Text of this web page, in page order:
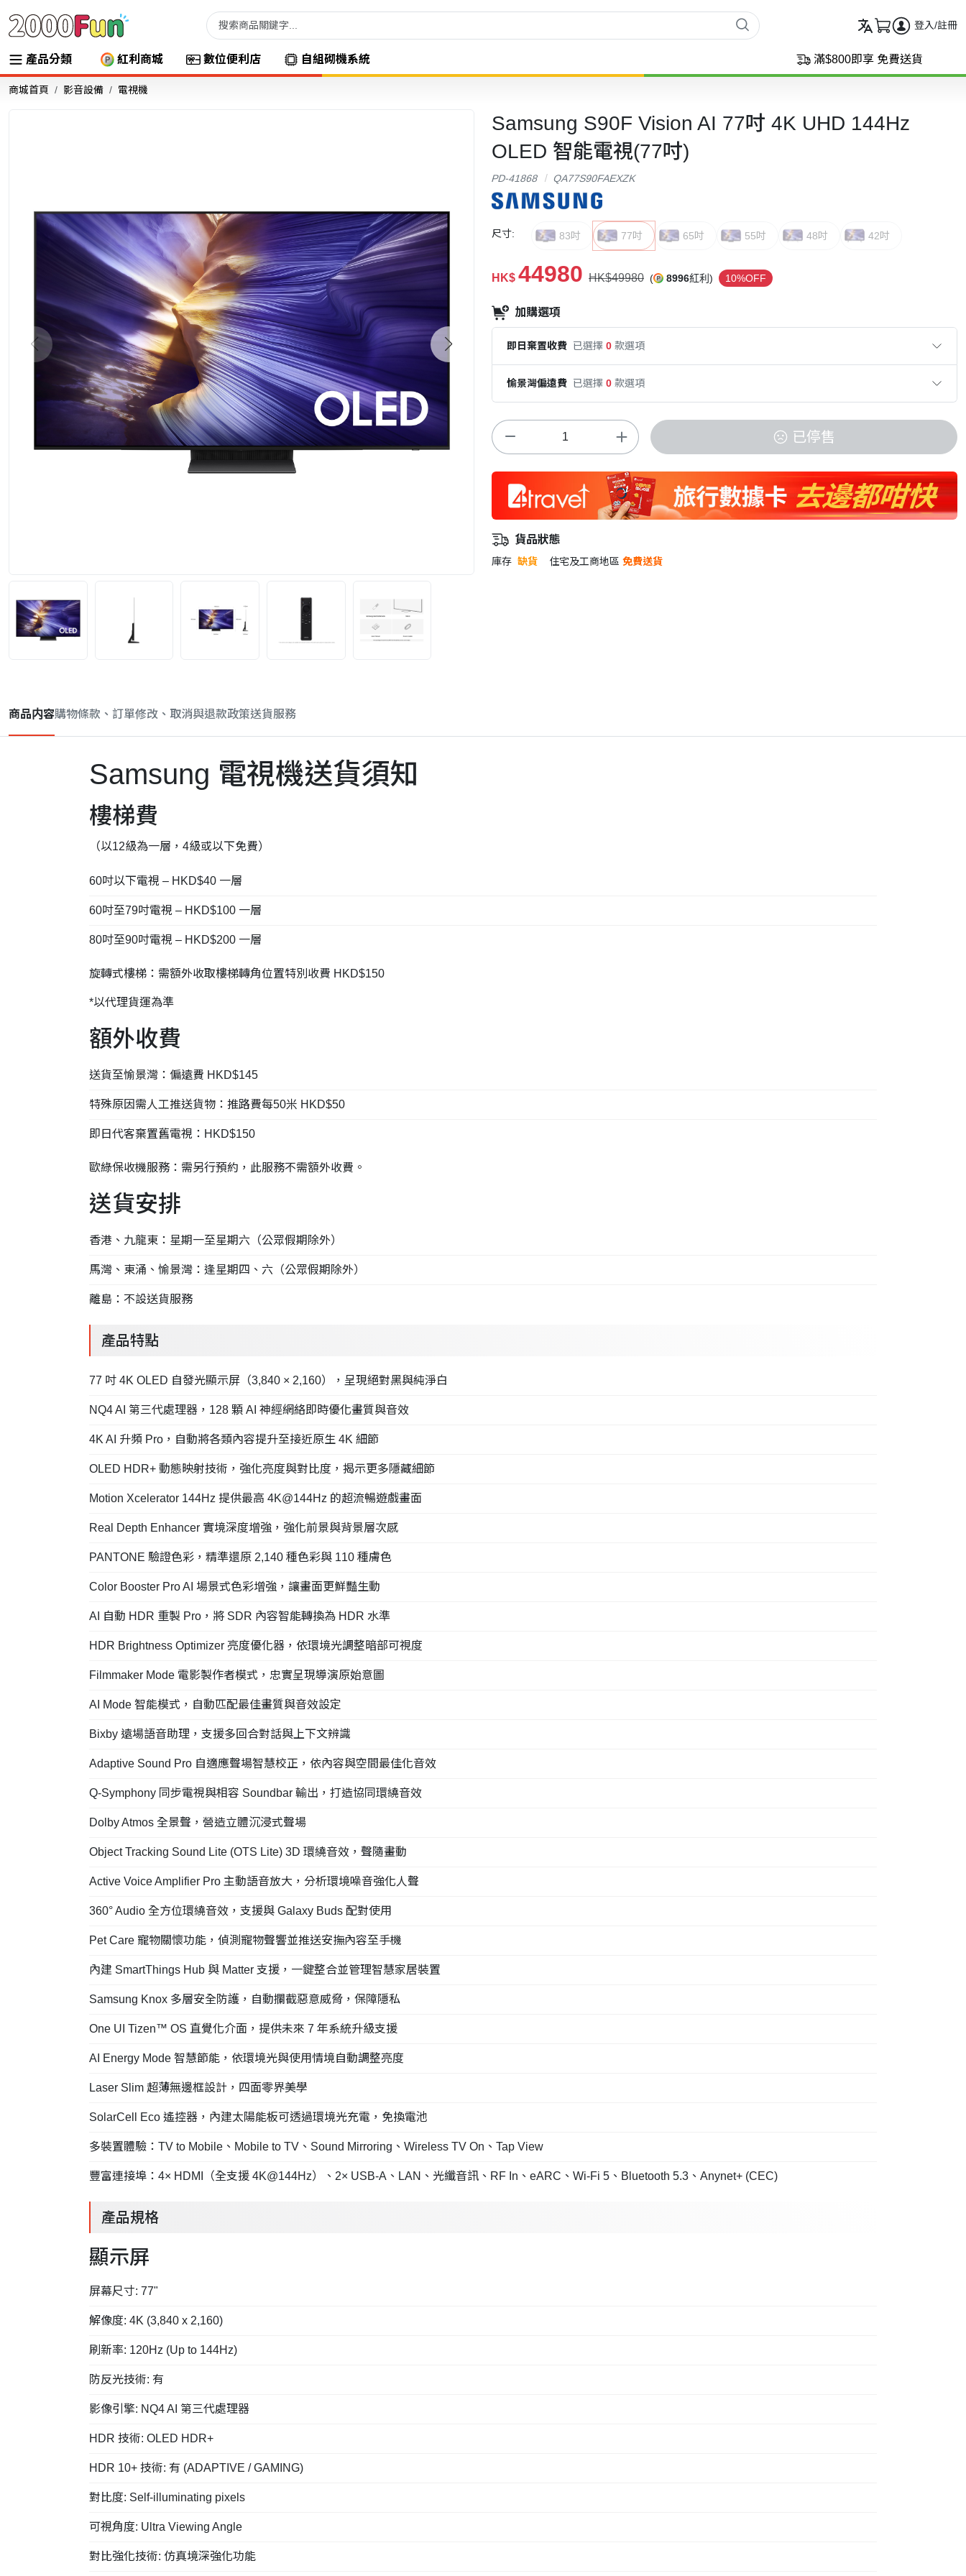
登入/註冊
產品分類 紅利商城 數位便利店 自組砌機系統 滿$800即享 免費送貨
商城首頁 影音設備 電視機
Samsung S90F Vision AI 77吋 4K UHD 144Hz
OLED 智能電視(77吋)
PD-41868 QA77S90FAEXZK
尺寸: 83吋 77吋 65吋 55吋 48吋 42吋
HK$ 44980 HK$49980 ( 8996紅利) 10%OFF
加購選項
即日棄置收費 已選擇 0 款選項
愉景灣偏遠費 已選擇 0 款選項
已停售
貨品狀態
庫存 缺貨 住宅及工商地區 免費送貨
商品内容購物條款、訂單修改、取消與退款政策送貨服務
Samsung 電視機送貨須知
樓梯費
（以12級為一層，4級或以下免費）
60吋以下電視 – HKD$40 一層
60吋至79吋電視 – HKD$100 一層
80吋至90吋電視 – HKD$200 一層
旋轉式樓梯：需額外收取樓梯轉角位置特別收費 HKD$150
*以代理貨運為準
額外收費
送貨至愉景灣：偏遠費 HKD$145
特殊原因需人工推送貨物：推路費每50米 HKD$50
即日代客棄置舊電視：HKD$150
歐綠保收機服務：需另行預約，此服務不需額外收費。
送貨安排
香港、九龍東：星期一至星期六（公眾假期除外）
馬灣、東涌、愉景灣：逢星期四、六（公眾假期除外）
離島：不設送貨服務
產品特點
77 吋 4K OLED 自發光顯示屏（3,840 × 2,160），呈現絕對黑與純淨白
NQ4 AI 第三代處理器，128 顆 AI 神經網絡即時優化畫質與音效
4K AI 升頻 Pro，自動將各類內容提升至接近原生 4K 細節
OLED HDR+ 動態映射技術，強化亮度與對比度，揭示更多隱藏細節
Motion Xcelerator 144Hz 提供最高 4K@144Hz 的超流暢遊戲畫面
Real Depth Enhancer 實境深度增強，強化前景與背景層次感
PANTONE 驗證色彩，精準還原 2,140 種色彩與 110 種膚色
Color Booster Pro AI 場景式色彩增強，讓畫面更鮮豔生動
AI 自動 HDR 重製 Pro，將 SDR 內容智能轉換為 HDR 水準
HDR Brightness Optimizer 亮度優化器，依環境光調整暗部可視度
Filmmaker Mode 電影製作者模式，忠實呈現導演原始意圖
AI Mode 智能模式，自動匹配最佳畫質與音效設定
Bixby 遠場語音助理，支援多回合對話與上下文辨識
Adaptive Sound Pro 自適應聲場智慧校正，依內容與空間最佳化音效
Q-Symphony 同步電視與相容 Soundbar 輸出，打造協同環繞音效
Dolby Atmos 全景聲，營造立體沉浸式聲場
Object Tracking Sound Lite (OTS Lite) 3D 環繞音效，聲隨畫動
Active Voice Amplifier Pro 主動語音放大，分析環境噪音強化人聲
360° Audio 全方位環繞音效，支援與 Galaxy Buds 配對使用
Pet Care 寵物關懷功能，偵測寵物聲響並推送安撫內容至手機
內建 SmartThings Hub 與 Matter 支援，一鍵整合並管理智慧家居裝置
Samsung Knox 多層安全防護，自動攔截惡意威脅，保障隱私
One UI Tizen™ OS 直覺化介面，提供未來 7 年系統升級支援
AI Energy Mode 智慧節能，依環境光與使用情境自動調整亮度
Laser Slim 超薄無邊框設計，四面零界美學
SolarCell Eco 遙控器，內建太陽能板可透過環境光充電，免換電池
多裝置體驗：TV to Mobile、Mobile to TV、Sound Mirroring、Wireless TV On、Tap View
豐富連接埠：4× HDMI（全支援 4K@144Hz）、2× USB-A、LAN、光纖音訊、RF In、eARC、Wi-Fi 5、Bluetooth 5.3、Anynet+ (CEC)
產品規格
顯示屏
屏幕尺寸: 77"
解像度: 4K (3,840 x 2,160)
刷新率: 120Hz (Up to 144Hz)
防反光技術: 有
影像引擎: NQ4 AI 第三代處理器
HDR 技術: OLED HDR+
HDR 10+ 技術: 有 (ADAPTIVE / GAMING)
對比度: Self-illuminating pixels
可視角度: Ultra Viewing Angle
對比強化技術: 仿真境深強化功能